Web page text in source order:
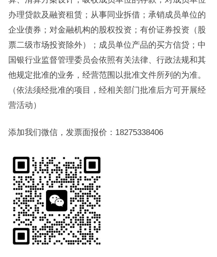
办理贷款及融资租赁；从事同业拆借；承销成员单位的
企业债券；对金融机构的股权投资；有价证券投资（股
票二级市场投资除外）；成员单位产品的买方信贷；中
国银行业监督管理委员会依照有关法律、行政法规和其
他规定批准的业务，经营范围以批准文件所列的为准。
（依法须经批准的项目，经相关部门批准后方可开展经
营活动）
添加我们微信，发票面报价：18275338406